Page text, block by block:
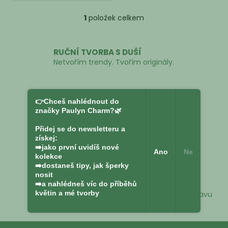
O
á
d
c
í
p
v
k
v
ý
p
s
u
1 položek celkem
RUČNÍ TVORBA S DUŠÍ
Netvořím trendy. Tvořím originály.
PODPORA ŽENSKÉ SÍLY
Připomínám ženám, kým opravdu jsou.
DETAIL JE ZÁVAZEK
Podepisuji se pod každý steh. Kvalita není
bonus. Je základ.
DOPRAVA ZDARMA
Při objednávce nad 1.250,-Kč získáte dopravu
👉Chceš nahlédnout do
značky Paulyn Charm?🌿
Přidej se do newsletteru a
získej:
➡️jako první uvidíš nové
kolekce
➡️dostaneš tipy, jak šperky
nosit
➡️a nahlédneš víc do příběhů
květin a mé tvorby
Ano Ne